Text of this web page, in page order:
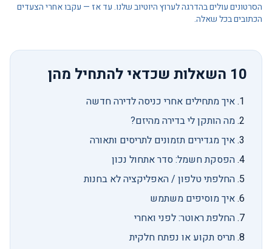
הסרטונים עולים בהדרגה לערוץ היוטיוב שלנו. עד אז — עקבו אחרי הצעדים
הכתובים בכל שאלה.
10 השאלות שכדאי להתחיל מהן
איך מתחילים אחרי כניסה לדירה חדשה
מה הותקן לי בדירה מהיזם?
איך מגדירים תזמונים לתריסים ותאורה
הפסקת חשמל: סדר אתחול נכון
החלפתי טלפון / האפליקציה לא בחנות
איך מוסיפים משתמש
החלפת ראוטר: לפני ואחרי
תריס תקוע או נפתח חלקית